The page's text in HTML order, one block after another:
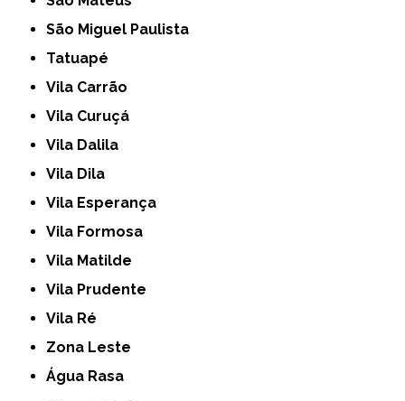
São Miguel Paulista
Tatuapé
Vila Carrão
Vila Curuçá
Vila Dalila
Vila Dila
Vila Esperança
Vila Formosa
Vila Matilde
Vila Prudente
Vila Ré
Zona Leste
Água Rasa